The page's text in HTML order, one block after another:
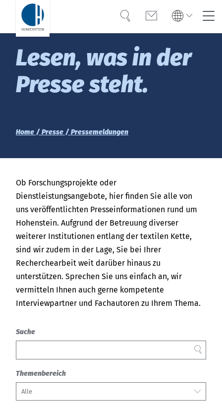
English Deutsch
Türkiye
Americas
English
India
English
中国
中文
SucheKontakt
English Deutsch
Türkiye
Americas
Bangladesh
English
India
English
Việt Nam
Indonesia
中国
Kompetenz
Vertrauen
OEKO-TEX®
Karriere
Über uns
Termine
Aktuelles
Downloads
Home Presse Pressemeldungen
Lesen, was in der
Presse steht.
Ob Forschungsprojekte oder
Dienstleistungsangebote, hier finden Sie alle von
uns veröffentlichten Presseinformationen rund um
Hohenstein. Aufgrund der Betreuung diverser
weiterer Institutionen entlang der textilen Kette,
sind wir zudem in der Lage, Sie bei Ihrer
Recherchearbeit weit darüber hinaus zu
unterstützen. Sprechen Sie uns einfach an, wir
vermitteln Ihnen auch gerne kompetente
Interviewpartner und Fachautoren zu Ihrem Thema.
Suche
FILTER
Themenbereich
Alle